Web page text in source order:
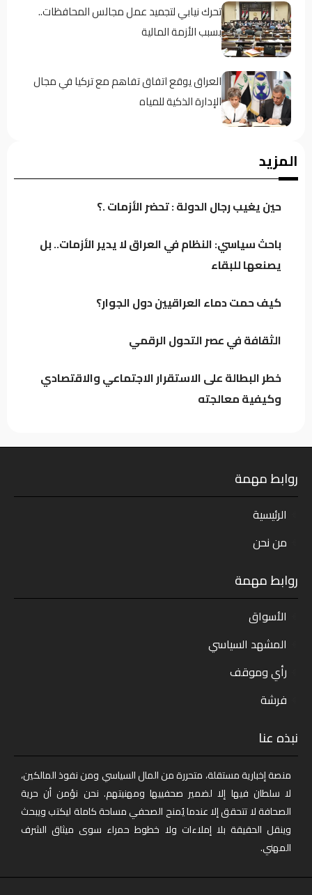
تحرك نيابي لتجميد عمل مجالس المحافظات..
بسبب الأزمة المالية
العراق يوقع اتفاق تفاهم مع تركيا في مجال
الإدارة الذكية للمياه
تستثمرون دماء الشهداء؟”
يدفع بإعمار الموصل إلى الأمام دون توقف
الفياض والأسدي في صدارة المشهد
المزيد
حين يغيب رجال الدولة : تحضر الأزمات .؟
باحث سياسي: النظام في العراق لا يدير الأزمات.. بل
يصنعها للبقاء
كيف حمت دماء العراقيين دول الجوار؟
الثقافة في عصر التحول الرقمي
خطر البطالة على الاستقرار الاجتماعي والاقتصادي
وكيفية معالجته
روابط مهمة
الرئيسية
من نحن
روابط مهمة
الأسواق
المشهد السياسي
رأي وموقف
فرشة
نبذه عنا
منصة إخبارية مستقلة، متحررة من المال السياسي ومن نفوذ المالكين،
لا سلطان فيها إلا لضمير صحفييها ومهنيتهم. نحن نؤمن أن حرية
الصحافة لا تتحقق إلا عندما يُمنح الصحفي مساحة كاملة ليكتب ويبحث
وينقل الحقيقة بلا إملاءات ولا خطوط حمراء سوى ميثاق الشرف
المهني.